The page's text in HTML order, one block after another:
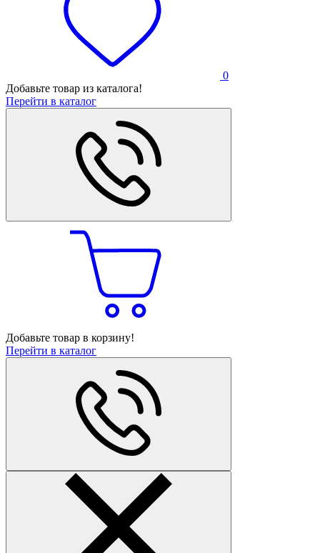
0
Добавьте товар из каталога!
Перейти в каталог
Добавьте товар в корзину!
Перейти в каталог